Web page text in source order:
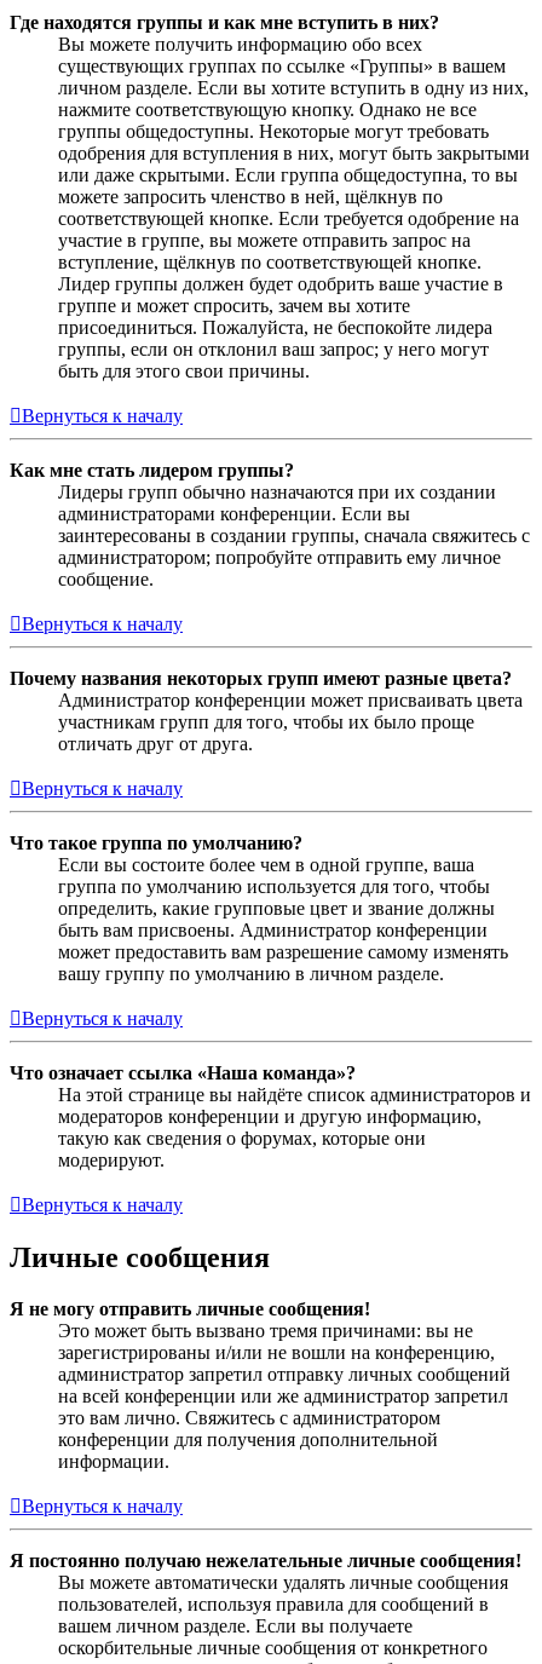
Где находятся группы и как мне вступить в них?
Вы можете получить информацию обо всех
существующих группах по ссылке «Группы» в вашем
личном разделе. Если вы хотите вступить в одну из них,
нажмите соответствующую кнопку. Однако не все
группы общедоступны. Некоторые могут требовать
одобрения для вступления в них, могут быть закрытыми
или даже скрытыми. Если группа общедоступна, то вы
можете запросить членство в ней, щёлкнув по
соответствующей кнопке. Если требуется одобрение на
участие в группе, вы можете отправить запрос на
вступление, щёлкнув по соответствующей кнопке.
Лидер группы должен будет одобрить ваше участие в
группе и может спросить, зачем вы хотите
присоединиться. Пожалуйста, не беспокойте лидера
группы, если он отклонил ваш запрос; у него могут
быть для этого свои причины.
Вернуться к началу
Как мне стать лидером группы?
Лидеры групп обычно назначаются при их создании
администраторами конференции. Если вы
заинтересованы в создании группы, сначала свяжитесь с
администратором; попробуйте отправить ему личное
сообщение.
Вернуться к началу
Почему названия некоторых групп имеют разные цвета?
Администратор конференции может присваивать цвета
участникам групп для того, чтобы их было проще
отличать друг от друга.
Вернуться к началу
Что такое группа по умолчанию?
Если вы состоите более чем в одной группе, ваша
группа по умолчанию используется для того, чтобы
определить, какие групповые цвет и звание должны
быть вам присвоены. Администратор конференции
может предоставить вам разрешение самому изменять
вашу группу по умолчанию в личном разделе.
Вернуться к началу
Что означает ссылка «Наша команда»?
На этой странице вы найдёте список администраторов и
модераторов конференции и другую информацию,
такую как сведения о форумах, которые они
модерируют.
Вернуться к началу
Личные сообщения
Я не могу отправить личные сообщения!
Это может быть вызвано тремя причинами: вы не
зарегистрированы и/или не вошли на конференцию,
администратор запретил отправку личных сообщений
на всей конференции или же администратор запретил
это вам лично. Свяжитесь с администратором
конференции для получения дополнительной
информации.
Вернуться к началу
Я постоянно получаю нежелательные личные сообщения!
Вы можете автоматически удалять личные сообщения
пользователей, используя правила для сообщений в
вашем личном разделе. Если вы получаете
оскорбительные личные сообщения от конкретного